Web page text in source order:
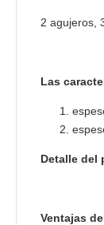
2 agujeros,
Las
Detalle del
Ventajas